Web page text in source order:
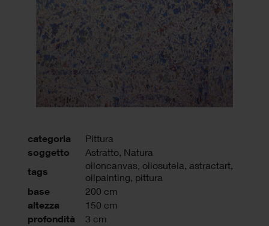
categoria Pittura
soggetto Astratto, Natura
tags
oiloncanvas, oliosutela, astractart,
oilpainting, pittura
base 200 cm
altezza 150 cm
profondità 3 cm